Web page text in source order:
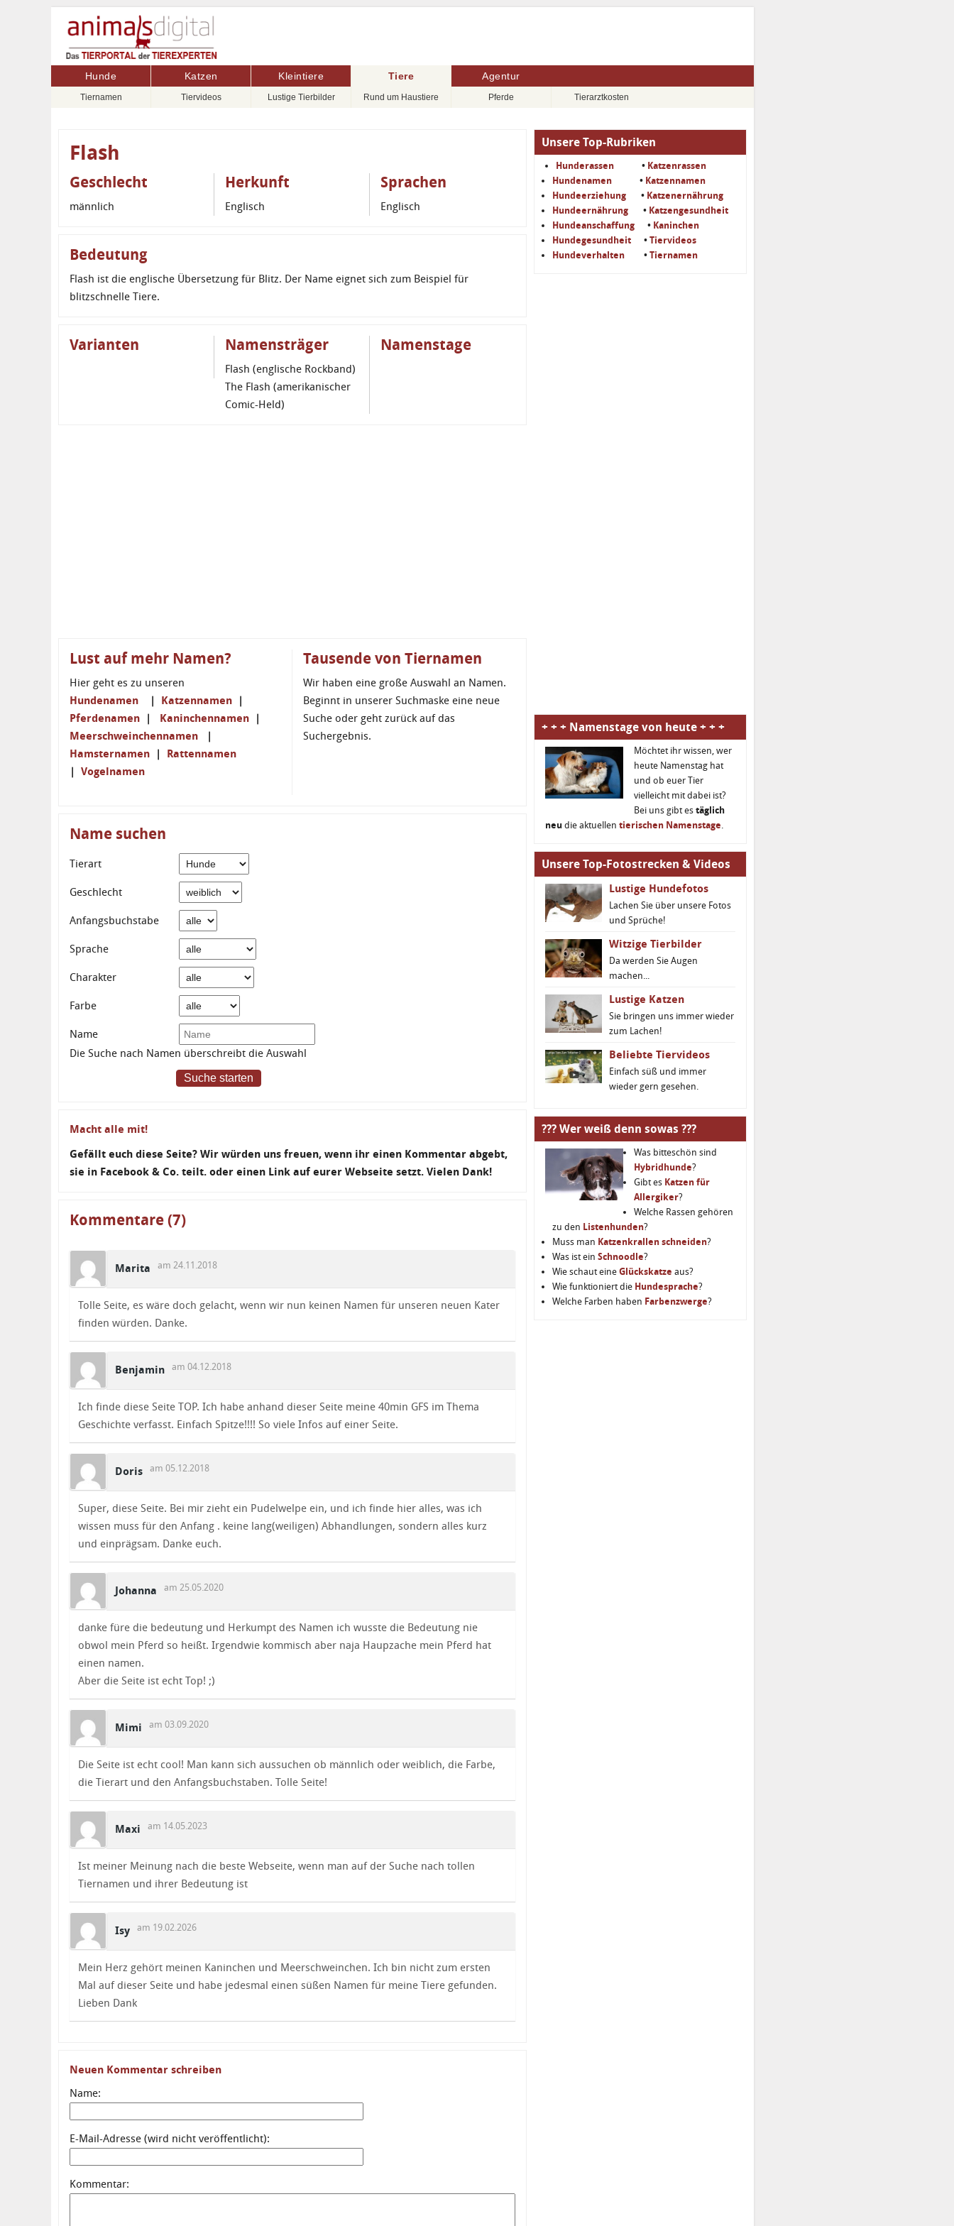
Hunde Katzen Kleintiere Tiere
Tiernamen Tiervideos Lustige Tierbilder Rund um Haustiere Pferde Tierarztkosten
Agentur
Flash
Geschlecht
männlich
Herkunft
Englisch
Sprachen
Englisch
Bedeutung
Flash ist die englische Übersetzung für Blitz. Der Name eignet sich zum Beispiel für
blitzschnelle Tiere.
Varianten Namensträger
Flash (englische Rockband)
The Flash (amerikanischer
Comic-Held)
Namenstage
Lust auf mehr Namen?
Hier geht es zu unseren
Hundenamen | Katzennamen |
Pferdenamen | Kaninchennamen |
Meerschweinchennamen |
Hamsternamen | Rattennamen
| Vogelnamen
Tausende von Tiernamen
Wir haben eine große Auswahl an Namen.
Beginnt in unserer Suchmaske eine neue
Suche oder geht zurück auf das
Suchergebnis.
Name suchen
Tierart
Geschlecht
Anfangsbuchstabe
Sprache
Charakter
Farbe
Name
Die Suche nach Namen überschreibt die Auswahl
Suche starten
Macht alle mit!
Gefällt euch diese Seite? Wir würden uns freuen, wenn ihr einen Kommentar abgebt,
sie in Facebook & Co. teilt. oder einen Link auf eurer Webseite setzt. Vielen Dank!
Kommentare (7)
Marita am 24.11.2018
Tolle Seite, es wäre doch gelacht, wenn wir nun keinen Namen für unseren neuen Kater
finden würden. Danke.
Benjamin am 04.12.2018
Ich finde diese Seite TOP. Ich habe anhand dieser Seite meine 40min GFS im Thema
Geschichte verfasst. Einfach Spitze!!!! So viele Infos auf einer Seite.
Doris am 05.12.2018
Super, diese Seite. Bei mir zieht ein Pudelwelpe ein, und ich finde hier alles, was ich
wissen muss für den Anfang . keine lang(weiligen) Abhandlungen, sondern alles kurz
und einprägsam. Danke euch.
Johanna am 25.05.2020
danke füre die bedeutung und Herkumpt des Namen ich wusste die Bedeutung nie
obwol mein Pferd so heißt. Irgendwie kommisch aber naja Haupzache mein Pferd hat
einen namen.
Aber die Seite ist echt Top! ;)
Mimi am 03.09.2020
Die Seite ist echt cool! Man kann sich aussuchen ob männlich oder weiblich, die Farbe,
die Tierart und den Anfangsbuchstaben. Tolle Seite!
Maxi am 14.05.2023
Ist meiner Meinung nach die beste Webseite, wenn man auf der Suche nach tollen
Tiernamen und ihrer Bedeutung ist
Isy am 19.02.2026
Mein Herz gehört meinen Kaninchen und Meerschweinchen. Ich bin nicht zum ersten
Mal auf dieser Seite und habe jedesmal einen süßen Namen für meine Tiere gefunden.
Lieben Dank
Neuen Kommentar schreiben
Name:
E-Mail-Adresse (wird nicht veröffentlicht):
Kommentar:
Unsere Top-Rubriken
Hunderassen • Katzenrassen
Hundenamen
• Katzennamen
Hundeerziehung • Katzenernährung
Hundeernährung • Katzengesundheit
Hundeanschaffung • Kaninchen
Hundegesundheit • Tiervideos
Hundeverhalten • Tiernamen
+ + + Namenstage von heute + + +
Möchtet ihr wissen, wer
heute Namenstag hat
und ob euer Tier
vielleicht mit dabei ist?
Bei uns gibt es täglich
neu die aktuellen tierischen Namenstage.
Unsere Top-Fotostrecken & Videos
Lustige Hundefotos
Lachen Sie über unsere Fotos
und Sprüche!
Witzige Tierbilder
Da werden Sie Augen
machen...
Lustige Katzen
Sie bringen uns immer wieder
zum Lachen!
Beliebte Tiervideos
Einfach süß und immer
wieder gern gesehen.
??? Wer weiß denn sowas ???
Was bitteschön sind
Hybridhunde?
Gibt es Katzen für
Allergiker?
Welche Rassen gehören
zu den Listenhunden?
Muss man Katzenkrallen schneiden?
Was ist ein Schnoodle?
Wie schaut eine Glückskatze aus?
Wie funktioniert die Hundesprache?
Welche Farben haben Farbenzwerge?